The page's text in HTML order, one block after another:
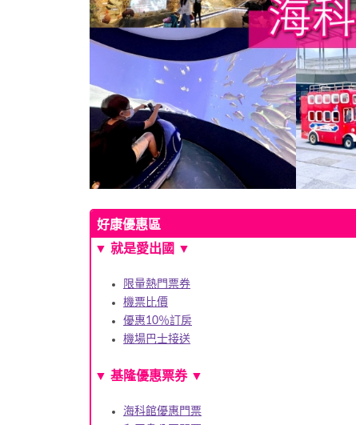
好康優惠區
▼ 就是愛出國 ▼
限量熱門票券
機票比價
優惠10％訂房
機場巴士接送
▼ 基隆優惠票券 ▼
海科館優惠門票